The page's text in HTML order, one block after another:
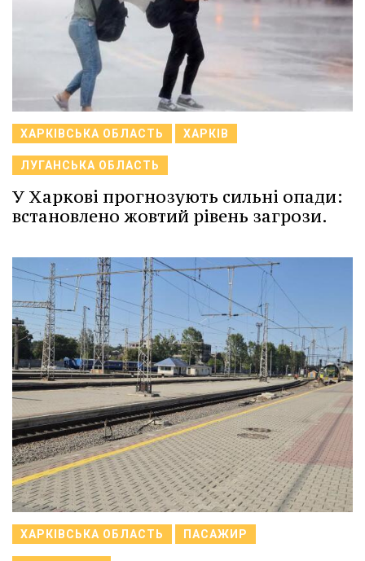
ХАРКІВСЬКА ОБЛАСТЬ ХАРКІВ
ЛУГАНСЬКА ОБЛАСТЬ
У Харкові прогнозують сильні опади:
встановлено жовтий рівень загрози.
ХАРКІВСЬКА ОБЛАСТЬ ПАСАЖИР